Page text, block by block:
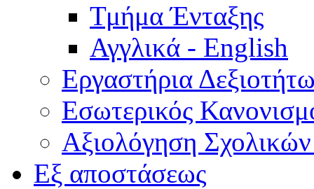
Τμήμα Ένταξης
Αγγλικά - English
Εργαστήρια
Εσωτερικός
Αξιολόγηση
Εξ αποστάσεως